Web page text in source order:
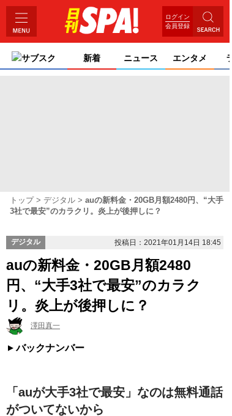
ログイン
会員登録
サブスク 新着 ニュース エンタメ
トップ デジタル
auの新料金・20GB月額2480円、“大手
3社で最安”のカラクリ。炎上が後押しに？
デジタル 投稿日：2021年01月14日 18:45
auの新料金・20GB月額2480
円、“大手3社で最安”のカラク
リ。炎上が後押しに？
澤田真一
バックナンバー
「auが大手3社で最安」なのは無料通話
がついてないから